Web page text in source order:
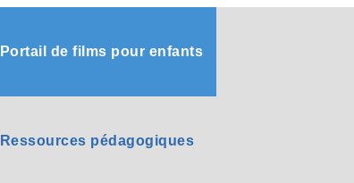
Portail de films pour enfants
Ressources pédagogiques